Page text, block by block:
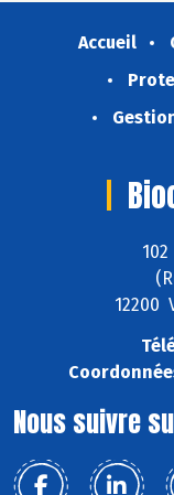
Accueil
12200
Nous suivre